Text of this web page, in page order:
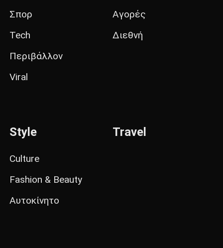
Σπορ
Tech
Περιβάλλον
Viral
Αγορές
Διεθνή
Style
Culture
Fashion & Beauty
Αυτοκίνητο
Travel